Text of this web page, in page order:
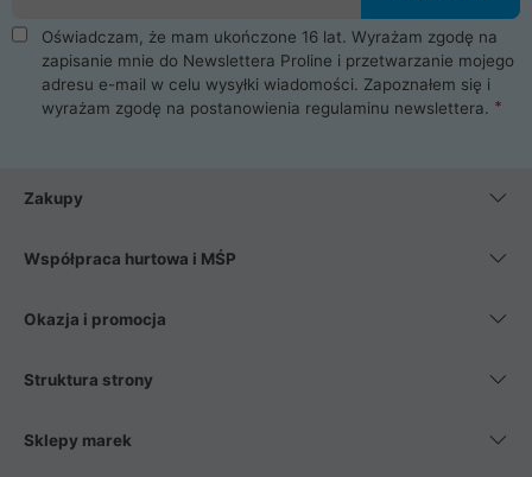
Oświadczam, że mam ukończone 16 lat. Wyrażam zgodę na
zapisanie mnie do Newslettera Proline i przetwarzanie mojego
adresu e-mail w celu wysyłki wiadomości. Zapoznałem się i
wyrażam zgodę na postanowienia regulaminu newslettera.
Zakupy
Współpraca hurtowa i MŚP
Okazja i promocja
Struktura strony
Sklepy marek